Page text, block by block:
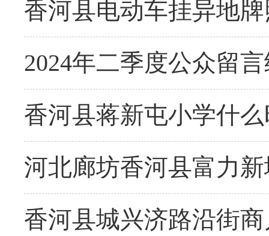
香河县电动车挂异地
2024年二季度公众留
香河县蒋新屯小学什
河北廊坊香河县富力
香河县城兴济路沿街